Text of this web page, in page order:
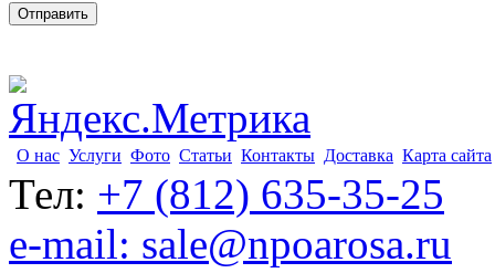
О нас Услуги Фото Статьи Контакты Доставка Карта сайта
Тел: +7 (812) 635-35-25
e-mail: sale@npoarosa.ru